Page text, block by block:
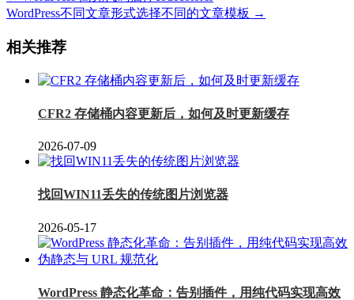
WordPress不同文章形式选择不同的文章模板 →
相关推荐
CFR2 存储桶内容更新后，如何及时更新缓存
2026-07-09
找回WIN11丢失的传统图片浏览器
2026-05-17
WordPress 静态化革命：告别插件，用纯代码实现高效